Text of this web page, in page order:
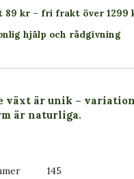
89 kr – fri frakt över 1299
hjälp och rådgivning
växt är unik –
är naturliga.
145